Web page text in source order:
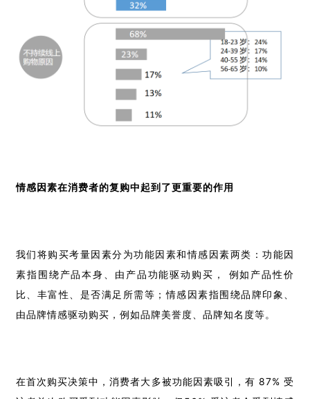
情感因素在消费者的复购中起到了更重要的作用
我们将购买考量因素分为功能因素和情感因素两类：功能因
素指围绕产品本身、由产品功能驱动购买， 例如产品性价
比、丰富性、是否满足所需等；情感因素指围绕品牌印象、
由品牌情感驱动购买，例如品牌美誉度、品牌知名度等。
在首次购买决策中，消费者大多被功能因素吸引，有 87% 受